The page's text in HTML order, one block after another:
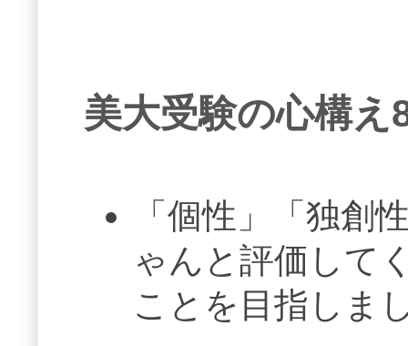
美大受験の心構え
「個性」「独創
ゃんと評価して
ことを目指しま